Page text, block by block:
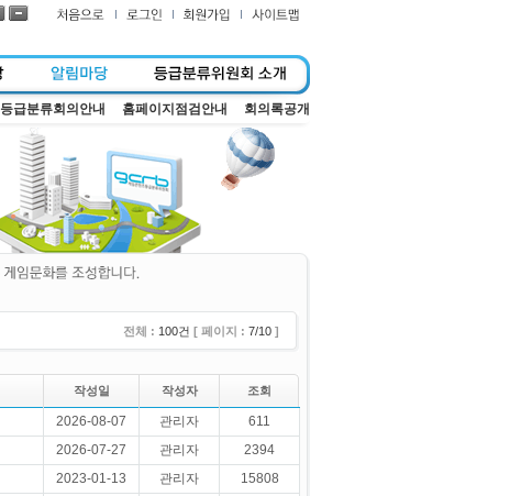
등급분류회의안내 홈페이지점검안내 회의록공개
전체 : 100건 [ 페이지 : 7/10 ]
작성일 작성자 조회
2026-08-07 관리자
611
2026-07-27 관리자
2394
2023-01-13 관리자
15808